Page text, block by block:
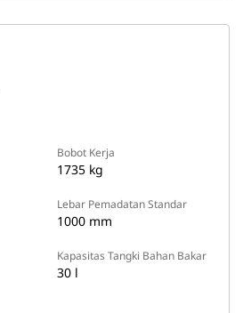
Bobot Kerja
1735 kg
Lebar Pemadatan Standar
1000 mm
Kapasitas Tangki Bahan Bakar
30 l